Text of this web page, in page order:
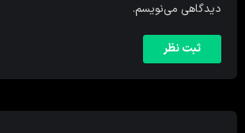
دیدگاهی می‌نویسم.